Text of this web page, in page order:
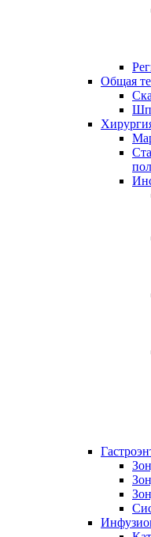
Общая